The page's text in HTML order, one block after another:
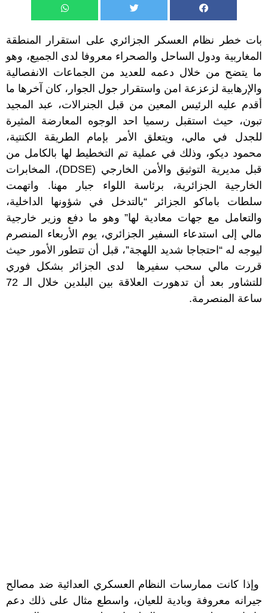
بات خطر نظام العسكر الجزائري على استقرار المنطقة
المغاربية ودول الساحل والصحراء معروفا لدى الجميع، وهو
ما يتضح من خلال دعمه للعديد من الجماعات الانفصالية
والإرهابية لزعزعة امن واستقرار جول الجوار، كان آخرها ما
أقدم عليه الرئيس المعين من قبل الجنرالات، عبد المجيد
تبون، حيث استقبل رسميا احد الوجوه المعارضة المثيرة
للجدل في مالي، ويتعلق الأمر بإمام الطريقة الكنتية،
محمود ديكو، وذلك في عملية تم التخطيط لها بالكامل من
قبل مديرية التوثيق والأمن الخارجي (DDSE)، المخابرات
الخارجية الجزائرية، برئاسة اللواء جبار مهنا. واتهمت
سلطات باماكو الجزائر “بالتدخل في شؤونها الداخلية،
والتعامل مع جهات معادية لها” وهو ما دفع وزير خارجية
مالي إلى استدعاء السفير الجزائري، يوم الأربعاء المنصرم
ليوجه له “احتجاجا شديد اللهجة”، قبل أن تتطور الأمور حيث
قررت مالي سحب سفيرها لدى الجزائر بشكل فوري
للتشاور بعد أن تدهورت العلاقة بين البلدين خلال الـ 72
ساعة المنصرمة.
وإذا كانت ممارسات النظام العسكري العدائية ضد مصالح
جيرانه معروفة وبادية للعيان، واسطع مثال على ذلك دعم